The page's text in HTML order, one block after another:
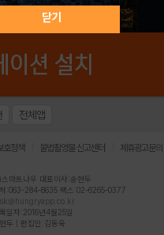
닫기
전체앱
호정책 불법촬영물 신고센터 제휴광고문의
마트나우 대표이사:송현두
처:063-284-8635 팩스:02-6265-0377
일자:2016년4월25일
두 | 편집인:김동욱